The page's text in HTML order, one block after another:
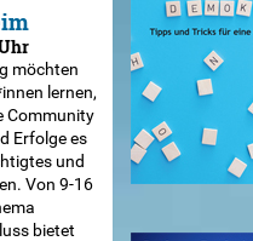
möchten
lernen,
Community
Erfolge es
und
Von 9-16
bietet